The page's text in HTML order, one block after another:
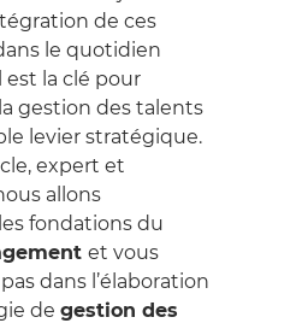
de ces
le quotidien
la clé pour
gestion des talents
levier stratégique.
expert et
allons
fondations du
et vous
dans l’élaboration
de gestion des